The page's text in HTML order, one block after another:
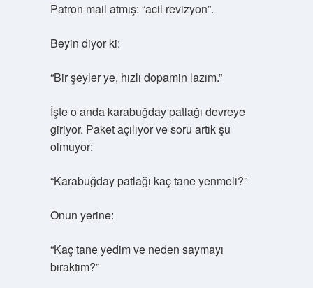
Patron mail atmış: “acil revizyon”.
Beyin diyor ki:
“Bir şeyler ye, hızlı dopamin lazım.”
İşte o anda karabuğday patlağı devreye
giriyor. Paket açılıyor ve soru artık şu
olmuyor:
“Karabuğday patlağı kaç tane yenmeli?”
Onun yerine:
“Kaç tane yedim ve neden saymayı
bıraktım?”